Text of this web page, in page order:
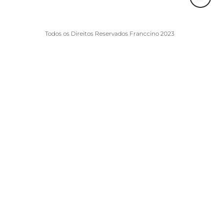
Todos os Direitos Reservados Franccino 2023